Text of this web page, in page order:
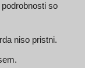
so
niso pristni.